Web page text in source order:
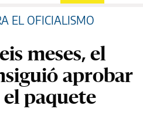
EL OFICIALISMO
meses, el
aprobar
el paquete